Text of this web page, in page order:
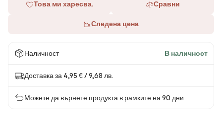
Това ми харесва. Сравни
Следена цена
Наличност В наличност
Доставка за 4,95 € / 9,68 лв.
Можете да върнете продукта в рамките на 90 дни